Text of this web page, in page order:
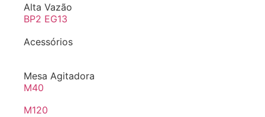
Alta Vazão
BP2 EG13
Acessórios
Mesa Agitadora
M40
M120